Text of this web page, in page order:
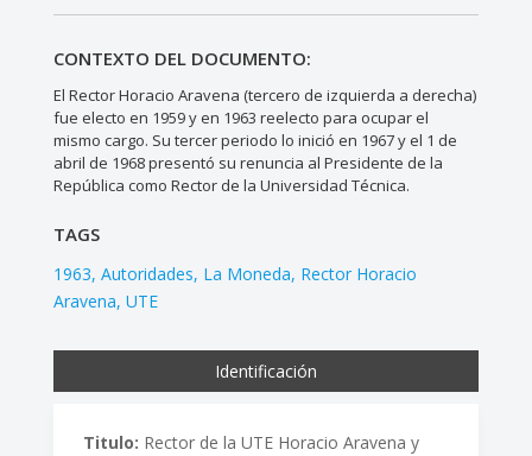
CONTEXTO DEL DOCUMENTO:
El Rector Horacio Aravena (tercero de izquierda a derecha)
fue electo en 1959 y en 1963 reelecto para ocupar el
mismo cargo. Su tercer periodo lo inició en 1967 y el 1 de
abril de 1968 presentó su renuncia al Presidente de la
República como Rector de la Universidad Técnica.
TAGS
1963 Autoridades La Moneda Rector Horacio
Aravena UTE
Identificación
Titulo: Rector de la UTE Horacio Aravena y